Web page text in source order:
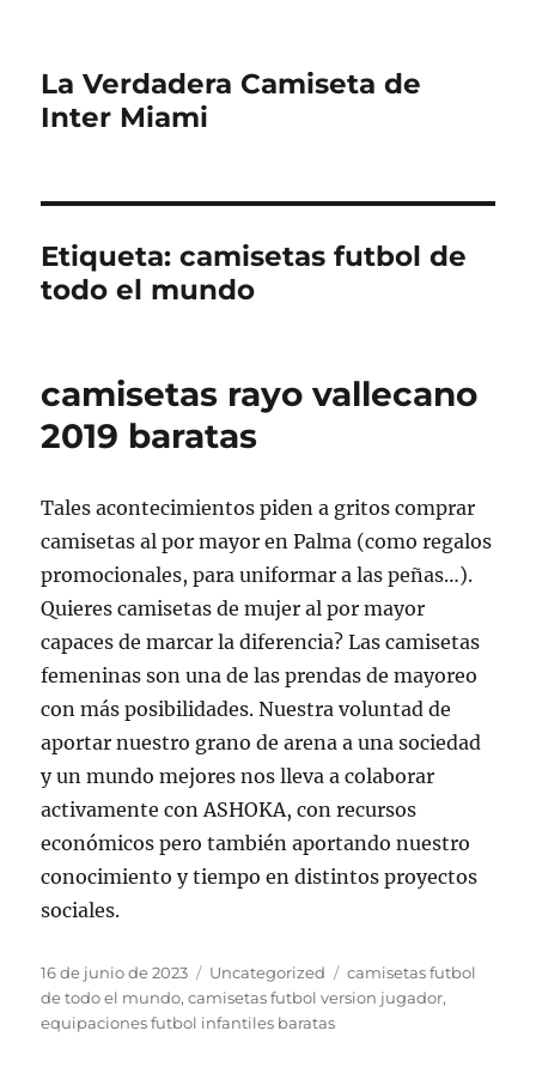
La Verdadera Camiseta de
Inter Miami
Etiqueta:camisetas futbol de
todo el mundo
camisetas rayo vallecano
2019 baratas
Tales acontecimientos piden a gritos comprar
camisetas al por mayor en Palma (como regalos
promocionales, para uniformar a las peñas…).
Quieres camisetas de mujer al por mayor
capaces de marcar la diferencia? Las camisetas
femeninas son una de las prendas de mayoreo
con más posibilidades. Nuestra voluntad de
aportar nuestro grano de arena a una sociedad
y un mundo mejores nos lleva a colaborar
activamente con ASHOKA, con recursos
económicos pero también aportando nuestro
conocimiento y tiempo en distintos proyectos
sociales.
Publicado
el
16 de junio de 2023 Categorías
Uncategorized Etiquetas
camisetas futbol
de todo el mundo,camisetas futbol version jugador,
equipaciones futbol infantiles baratas